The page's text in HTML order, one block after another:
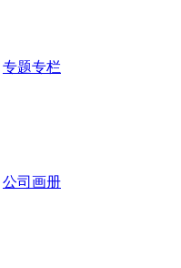
专题专栏
公司画册